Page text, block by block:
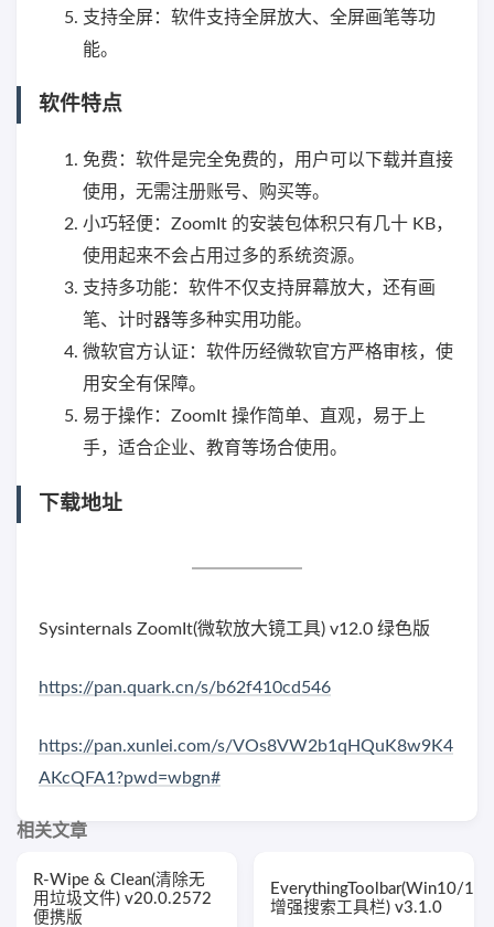
支持全屏：软件支持全屏放大、全屏画笔等功
能。
软件特点
免费：软件是完全免费的，用户可以下载并直接
使用，无需注册账号、购买等。
小巧轻便：ZoomIt 的安装包体积只有几十 KB，
使用起来不会占用过多的系统资源。
支持多功能：软件不仅支持屏幕放大，还有画
笔、计时器等多种实用功能。
微软官方认证：软件历经微软官方严格审核，使
用安全有保障。
易于操作：ZoomIt 操作简单、直观，易于上
手，适合企业、教育等场合使用。
下载地址
Sysinternals ZoomIt(微软放大镜工具) v12.0 绿色版
https://pan.quark.cn/s/b62f410cd546
https://pan.xunlei.com/s/VOs8VW2b1qHQuK8w9K4
AKcQFA1?pwd=wbgn#
相关文章
R-Wipe & Clean(清除无
用垃圾文件) v20.0.2572
便携版
EverythingToolbar(Win10/11
增强搜索工具栏) v3.1.0